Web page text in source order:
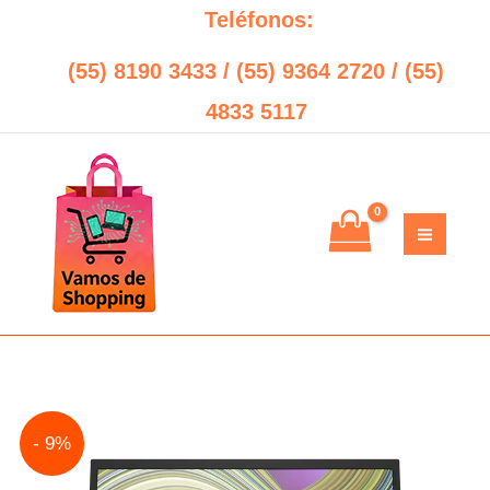
contenido
Teléfonos:
(55) 8190 3433 / (55) 9364 2720 / (55)
4833 5117
- 9%